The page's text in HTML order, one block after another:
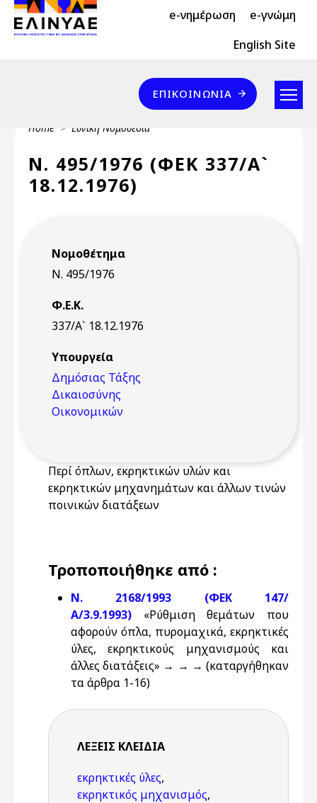
Skip to main content
Header Top 2 e-νημέρωση e-γνώμη
Header Top English Site
Επικοινωνία
ΕΠΙΚΟΙΝΩΝΊΑ
Breadcrumb
Home Εθνική Νομοθεσία
Ν. 495/1976 (ΦΕΚ 337/Α`
18.12.1976)
Νομοθέτημα
Ν. 495/1976
Φ.Ε.Κ.
337/Α` 18.12.1976
Υπουργεία
Δημόσιας Τάξης
Δικαιοσύνης
Οικονομικών
Περί όπλων, εκρηκτικών υλών και
εκρηκτικών μηχανημάτων και άλλων τινών
ποινικών διατάξεων
Τροποποιήθηκε από :
Ν. 2168/1993 (ΦΕΚ 147/
Α/3.9.1993)
«Ρύθμιση θεμάτων που
αφορούν όπλα, πυρομαχικά, εκρηκτικές
ύλες, εκρηκτικούς μηχανισμούς και
άλλες διατάξεις» → → → (καταργήθηκαν
τα άρθρα 1-16)
ΛΈΞΕΙΣ KΛΕΙΔΙΆ
εκρηκτικές ύλες,
εκρηκτικός μηχανισμός,